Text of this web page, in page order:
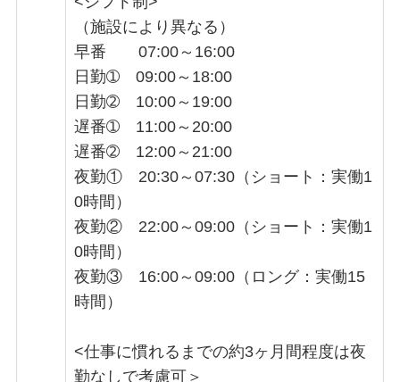
（施設により異なる）
早番 07:00～16:00
日勤➀ 09:00～18:00
日勤➁ 10:00～19:00
遅番➀ 11:00～20:00
遅番➁ 12:00～21:00
夜勤① 20:30～07:30（ショート：実働1
0時間）
夜勤② 22:00～09:00（ショート：実働1
0時間）
夜勤③ 16:00～09:00（ロング：実働15
時間）
<仕事に慣れるまでの約3ヶ月間程度は夜
勤なしで考慮可＞